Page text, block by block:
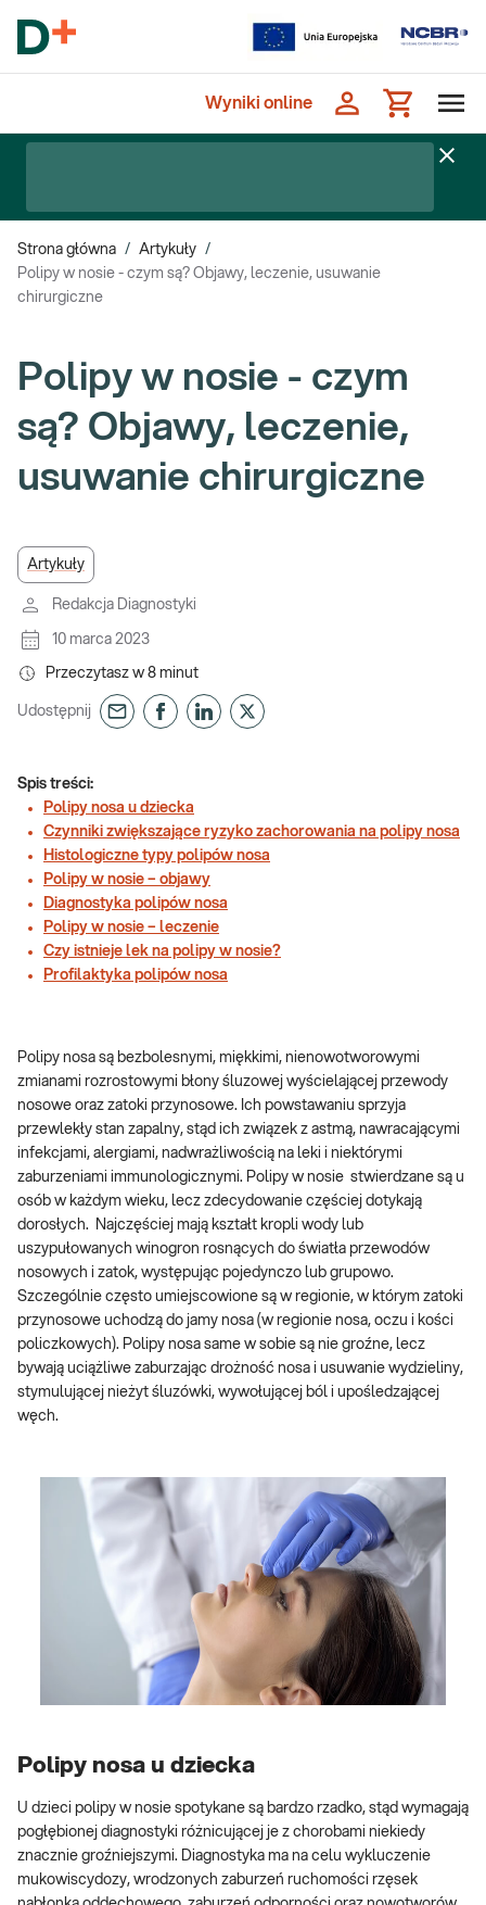
Wyniki online
Strona główna / Artykuły /
Polipy w nosie - czym są? Objawy, leczenie, usuwanie
chirurgiczne
Polipy w nosie - czym
są? Objawy, leczenie,
usuwanie chirurgiczne
Artykuły
Redakcja Diagnostyki
10 marca 2023
Przeczytasz w 8 minut
Udostępnij
Spis treści:
Polipy nosa u dziecka
Czynniki zwiększające ryzyko zachorowania na polipy nosa
Histologiczne typy polipów nosa
Polipy w nosie – objawy
Diagnostyka polipów nosa
Polipy w nosie – leczenie
Czy istnieje lek na polipy w nosie?
Profilaktyka polipów nosa
Polipy nosa są bezbolesnymi, miękkimi, nienowotworowymi
zmianami rozrostowymi błony śluzowej wyścielającej przewody
nosowe oraz zatoki przynosowe. Ich powstawaniu sprzyja
przewlekły stan zapalny, stąd ich związek z astmą, nawracającymi
infekcjami, alergiami, nadwrażliwością na leki i niektórymi
zaburzeniami immunologicznymi. Polipy w nosie stwierdzane są u
osób w każdym wieku, lecz zdecydowanie częściej dotykają
dorosłych. Najczęściej mają kształt kropli wody lub
uszypułowanych winogron rosnących do światła przewodów
nosowych i zatok, występując pojedynczo lub grupowo.
Szczególnie często umiejscowione są w regionie, w którym zatoki
przynosowe uchodzą do jamy nosa (w regionie nosa, oczu i kości
policzkowych). Polipy nosa same w sobie są nie groźne, lecz
bywają uciążliwe zaburzając drożność nosa i usuwanie wydzieliny,
stymulującej nieżyt śluzówki, wywołującej ból i upośledzającej
węch.
Polipy nosa u dziecka
U dzieci polipy w nosie spotykane są bardzo rzadko, stąd wymagają
pogłębionej diagnostyki różnicującej je z chorobami niekiedy
znacznie groźniejszymi. Diagnostyka ma na celu wykluczenie
mukowiscydozy, wrodzonych zaburzeń ruchomości rzęsek